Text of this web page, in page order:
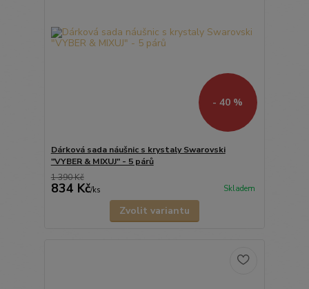
- 40 %
Dárková sada náušnic s krystaly Swarovski
"VYBER & MIXUJ" - 5 párů
1 390 Kč
834 Kč/ks Skladem
Zvolit variantu